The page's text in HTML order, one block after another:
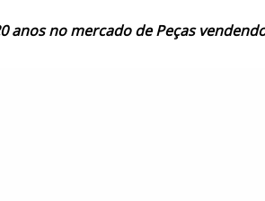
anos no mercado de Peças